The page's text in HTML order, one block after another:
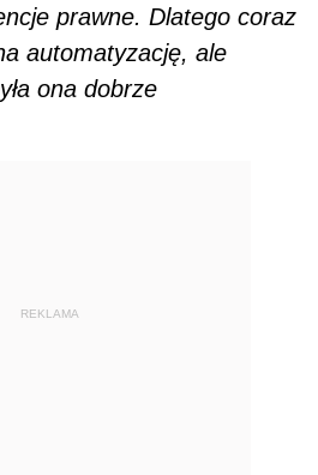
prawne. Dlatego coraz
automatyzację, ale
ona dobrze
REKLAMA